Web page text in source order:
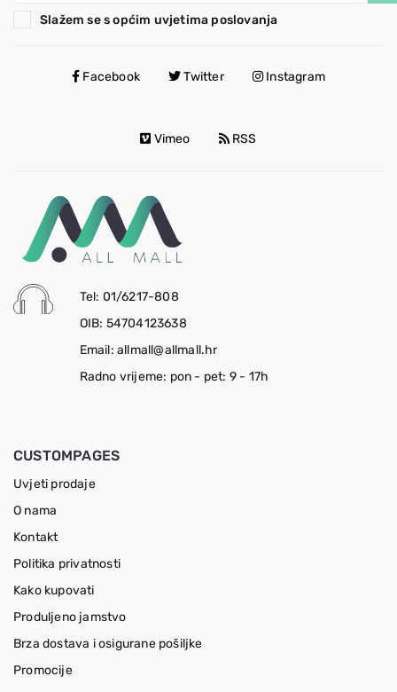
Slažem se s općim uvjetima poslovanja
Facebook Twitter Instagram
Vimeo RSS
Tel: 01/6217-808
OIB: 54704123638
Email: allmall@allmall.hr
Radno vrijeme: pon - pet: 9 - 17h
CUSTOMPAGES
Uvjeti prodaje
O nama
Kontakt
Politika privatnosti
Kako kupovati
Produljeno jamstvo
Brza dostava i osigurane pošiljke
Promocije